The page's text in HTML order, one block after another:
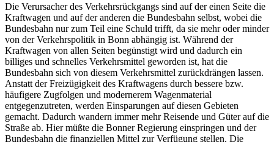
Die Verursacher des Verkehrsrückgangs sind auf der einen Seite die
Kraftwagen und auf der anderen die Bundesbahn selbst, wobei die
Bundesbahn nur zum Teil eine Schuld trifft, da sie mehr oder minder
von der Verkehrspolitik in Bonn abhängig ist. Während der
Kraftwagen von allen Seiten begünstigt wird und dadurch ein
billiges und schnelles Verkehrsmittel geworden ist, hat die
Bundesbahn sich von diesem Verkehrsmittel zurückdrängen lassen.
Anstatt der Freizügigkeit des Kraftwagens durch bessere bzw.
häufigere Zugfolgen und modernerem Wagenmaterial
entgegenzutreten, werden Einsparungen auf diesen Gebieten
gemacht. Dadurch wandern immer mehr Reisende und Güter auf die
Straße ab. Hier müßte die Bonner Regierung einspringen und der
Bundesbahn die finanziellen Mittel zur Verfügung stellen. Die